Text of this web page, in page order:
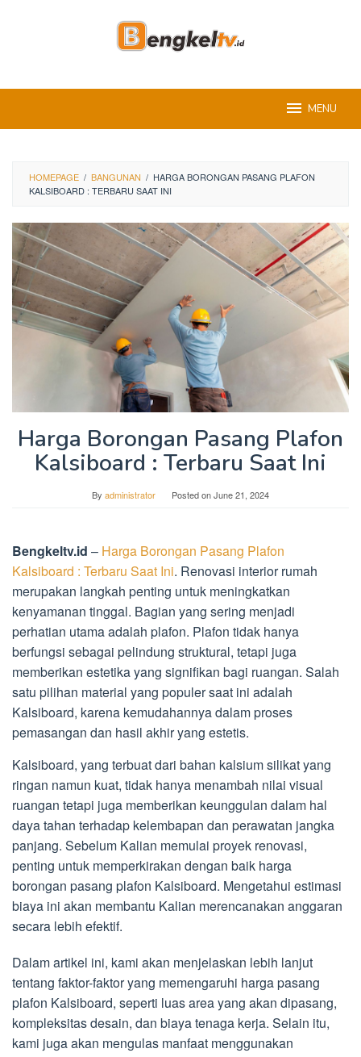
MENU
HOMEPAGE / BANGUNAN / HARGA BORONGAN PASANG PLAFON
KALSIBOARD : TERBARU SAAT INI
Harga Borongan Pasang Plafon
Kalsiboard : Terbaru Saat Ini
By administrator Posted onJune 21, 2024
Bengkeltv.id – Harga Borongan Pasang Plafon
Kalsiboard : Terbaru Saat Ini. Renovasi interior rumah
merupakan langkah penting untuk meningkatkan
kenyamanan tinggal. Bagian yang sering menjadi
perhatian utama adalah plafon. Plafon tidak hanya
berfungsi sebagai pelindung struktural, tetapi juga
memberikan estetika yang signifikan bagi ruangan. Salah
satu pilihan material yang populer saat ini adalah
Kalsiboard, karena kemudahannya dalam proses
pemasangan dan hasil akhir yang estetis.
Kalsiboard, yang terbuat dari bahan kalsium silikat yang
ringan namun kuat, tidak hanya menambah nilai visual
ruangan tetapi juga memberikan keunggulan dalam hal
daya tahan terhadap kelembapan dan perawatan jangka
panjang. Sebelum Kalian memulai proyek renovasi,
penting untuk memperkirakan dengan baik harga
borongan pasang plafon Kalsiboard. Mengetahui estimasi
biaya ini akan membantu Kalian merencanakan anggaran
secara lebih efektif.
Dalam artikel ini, kami akan menjelaskan lebih lanjut
tentang faktor-faktor yang memengaruhi harga pasang
plafon Kalsiboard, seperti luas area yang akan dipasang,
kompleksitas desain, dan biaya tenaga kerja. Selain itu,
kami juga akan mengulas manfaat menggunakan